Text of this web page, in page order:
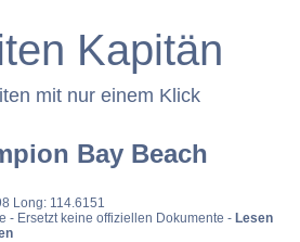
Kapitän
mit nur einem Klick
Bay Beach
Long: 114.6151
- Ersetzt keine offiziellen Dokumente - Lesen